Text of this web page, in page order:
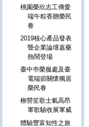
桃園榮欣志工傳愛
端午粽香贈榮民
眷
2019核心產品發表
暨企業論壇嘉藥
熱鬧登場
臺中巿榮服處及臺
電端節關懷獨居
榮民眷
柳營笙歌士氣高昂
軍歌驗收展軍威
體驗豐富知性之旅